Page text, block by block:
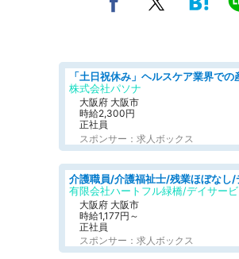
株式会社パソナ
大阪府 大阪市
時給2,300円
正社員
スポンサー：求人ボックス
大阪府 大阪市
時給1,177円～
正社員
スポンサー：求人ボックス